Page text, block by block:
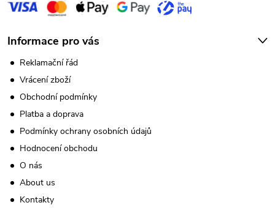
s
u
Informace pro vás
Reklamační řád
Vrácení zboží
Obchodní podmínky
Platba a doprava
Podmínky ochrany osobních údajů
Hodnocení obchodu
O nás
About us
Kontakty